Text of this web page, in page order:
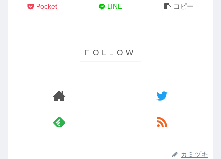
Pocket LINE コピー
カミヅキ